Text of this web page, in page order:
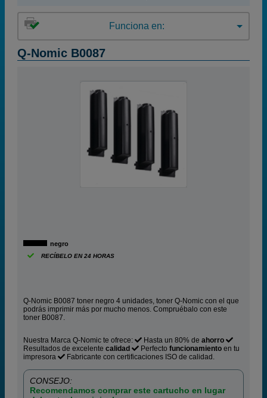
Funciona en:
Q-Nomic B0087
negro
RECÍBELO EN 24 HORAS
Q-Nomic B0087 toner negro 4 unidades, toner Q-Nomic con el que
podrás imprimir más por mucho menos. Compruébalo con este
toner B0087.
Nuestra Marca Q-Nomic te ofrece: Hasta un 80% de ahorro
Resultados de excelente calidad Perfecto funcionamiento en tu
impresora
Fabricante con certificaciones ISO de calidad.
CONSEJO:
Recomendamos comprar este cartucho en lugar